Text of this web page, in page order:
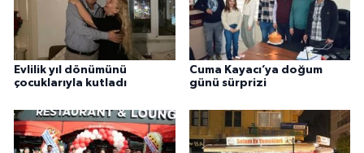
Evlilik yıl dönümünü
çocuklarıyla kutladı
Cuma Kayacı’ya doğum
günü sürprizi